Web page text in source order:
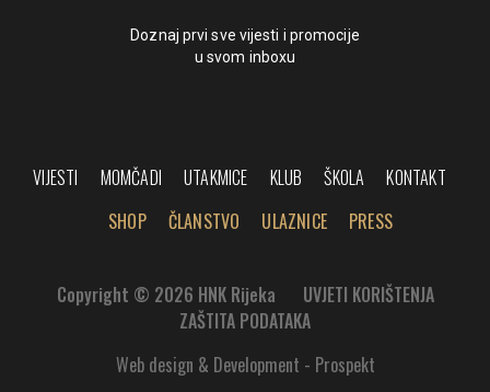
Doznaj prvi sve vijesti i promocije
u svom inboxu
VIJESTI MOMČADI UTAKMICE KLUB ŠKOLA
KONTAKT
SHOP
ČLANSTVO ULAZNICE PRESS
Copyright © 2026 HNK Rijeka
UVJETI KORIŠTENJA
ZAŠTITA PODATAKA
Web design & Development - Prospekt